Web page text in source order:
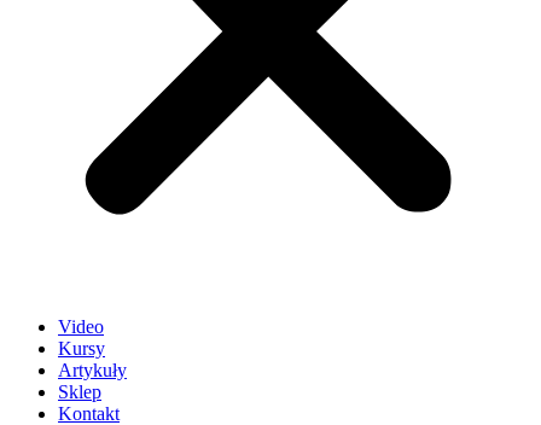
Video
Kursy
Artykuły
Sklep
Kontakt